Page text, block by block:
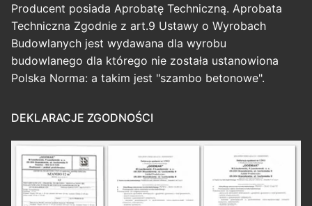
Producent posiada Aprobatę Techniczną. Aprobata
Techniczna Zgodnie z art.9 Ustawy o Wyrobach
Budowlanych jest wydawana dla wyrobu
budowlanego dla którego nie została ustanowiona
Polska Norma: a takim jest "szambo betonowe".
DEKLARACJE ZGODNOŚCI